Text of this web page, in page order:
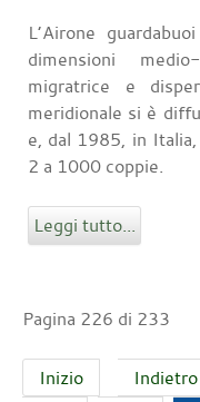
L’Airone
dimensioni
migratrice e
meridionale si è
e, dal 1985, in Italia,
2 a 1000 coppie.
Leggi tutto...
Pagina 226 di 233
Inizio Indietro